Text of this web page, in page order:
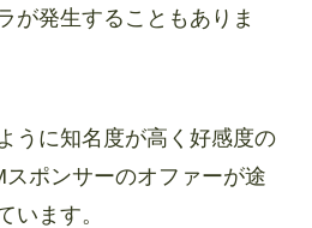
が発生することもありま
うに知名度が高く好感度の
ポンサーのオファーが途
います。